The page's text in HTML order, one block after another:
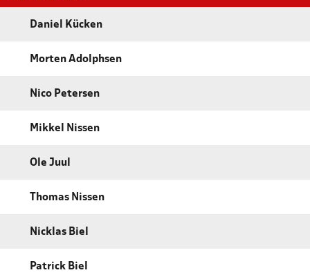
Daniel Kücken
Morten Adolphsen
Nico Petersen
Mikkel Nissen
Ole Juul
Thomas Nissen
Nicklas Biel
Patrick Biel